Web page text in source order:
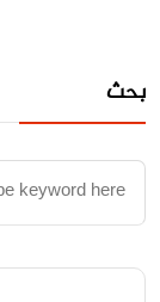
بحث